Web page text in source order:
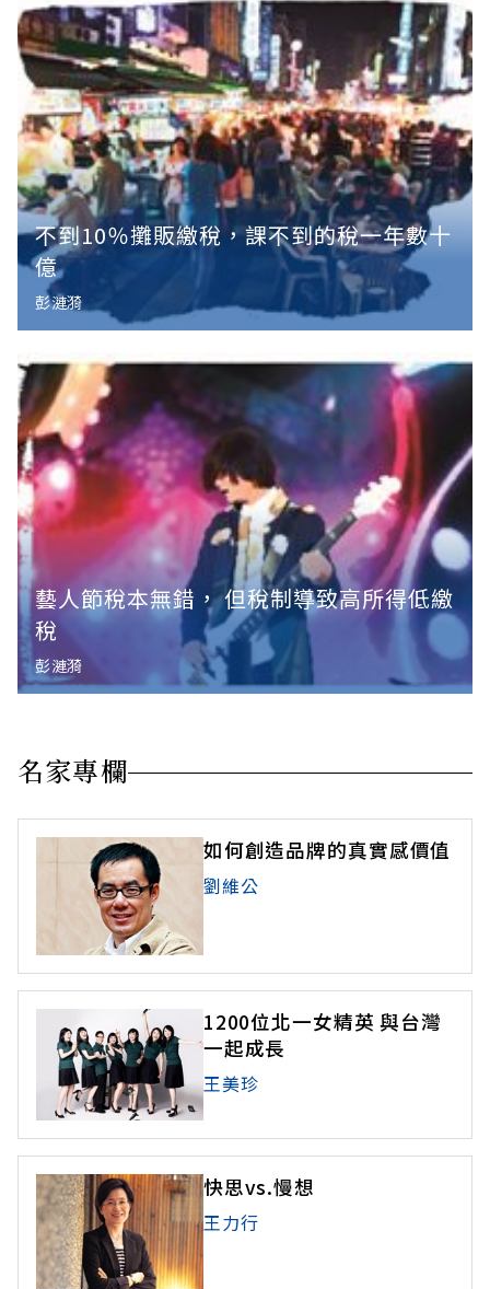
不到10％攤販繳稅，課不到的稅一年數十
億
彭漣漪
藝人節稅本無錯， 但稅制導致高所得低繳
稅
彭漣漪
名家專欄
如何創造品牌的真實感價值
劉維公
1200位北一女精英 與台灣
一起成長
王美珍
快思vs.慢想
王力行